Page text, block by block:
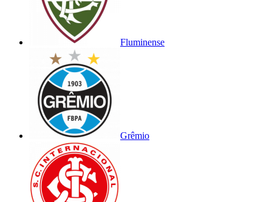
Fluminense
Grêmio